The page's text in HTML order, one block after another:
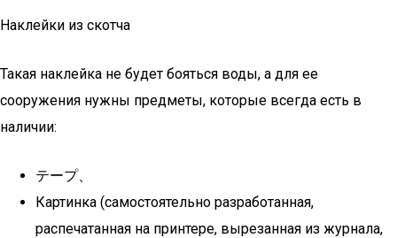
Наклейки из скотча
Такая наклейка не будет бояться воды, а для ее
сооружения нужны предметы, которые всегда есть в
наличии:
テープ、
Картинка (самостоятельно разработанная,
распечатанная на принтере, вырезанная из журнала,